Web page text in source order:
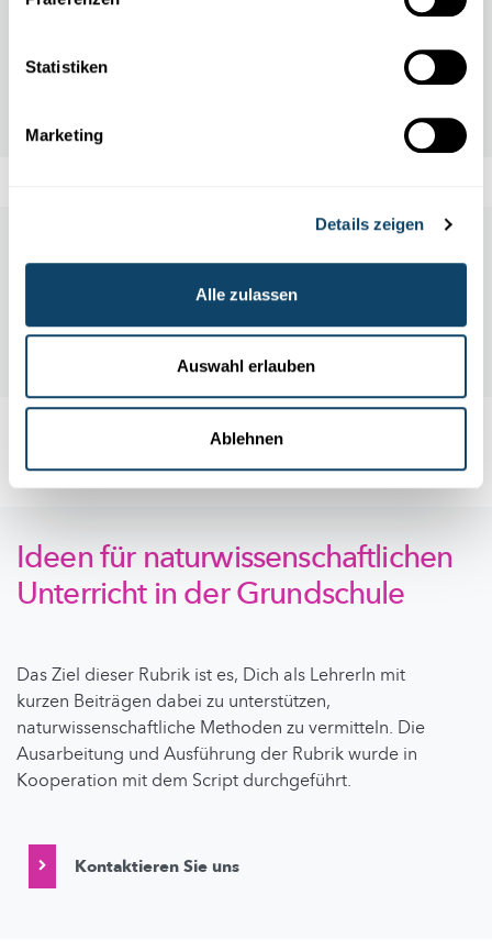
Statistiken
Marketing
Details zeigen
Alle zulassen
Auswahl erlauben
Ablehnen
die eigentlich gut?
FNR
Labore und Firmen besichtigen
Alle Events
Ideen für naturwissenschaftlichen
Unterricht in der Grundschule
Das Ziel dieser Rubrik ist es, Dich als LehrerIn mit
kurzen Beiträgen dabei zu unterstützen,
naturwissenschaftliche Methoden zu vermitteln. Die
Ausarbeitung und Ausführung der Rubrik wurde in
Kooperation mit dem Script durchgeführt.
Kontaktieren Sie uns